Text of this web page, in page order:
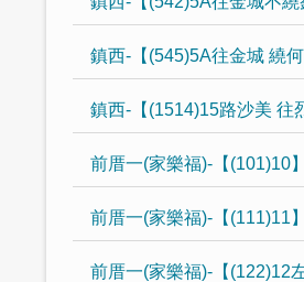
鎮西-【(545)5A往金城 繞何
鎮西-【(1514)15路沙美 往
前厝一(家樂福)-【(101)10】
前厝一(家樂福)-【(111)11】
前厝一(家樂福)-【(122)12左